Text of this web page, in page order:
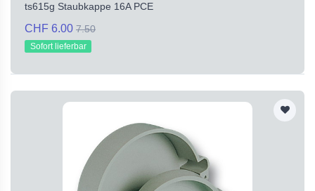
ts615g Staubkappe 16A PCE
CHF 6.00 7.50
Sofort lieferbar